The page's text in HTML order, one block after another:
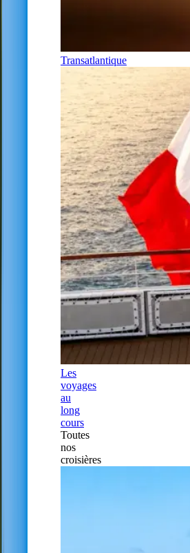
Transatlantique
Les
voyages
au
long
cours
Toutes
nos
croisières